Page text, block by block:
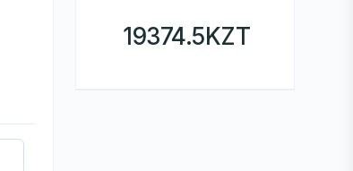
19374.5KZT